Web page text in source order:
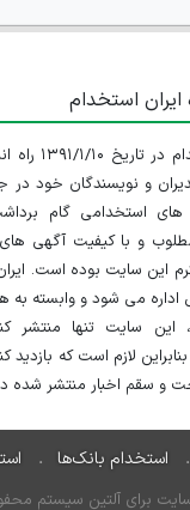
استخدام
سایت ایران
و نویسندگان خود
های استخدامی گام
مطلوب و با کیفیت آگهی
این سایت بوده است.
می شود و وابسته به
این سایت تنها منتشر
لازم است که بازدید
سقم اخبار منتشر شده در
استخدام بانک‌ها
برای آلتین سیستم